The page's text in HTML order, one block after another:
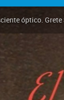
óptico.